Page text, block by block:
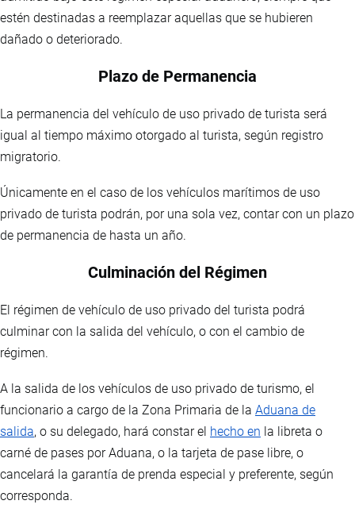
estén destinadas a reemplazar aquellas que se hubieren
dañado o deteriorado.
Plazo de Permanencia
La permanencia del vehículo de uso privado de turista será
igual al tiempo máximo otorgado al turista, según registro
migratorio.
Únicamente en el caso de los vehículos marítimos de uso
privado de turista podrán, por una sola vez, contar con un plazo
de permanencia de hasta un año.
Culminación del Régimen
El régimen de vehículo de uso privado del turista podrá
culminar con la salida del vehículo, o con el cambio de
régimen.
A la salida de los vehículos de uso privado de turismo, el
funcionario a cargo de la Zona Primaria de la Aduana de
salida, o su delegado, hará constar el hecho en la libreta o
carné de pases por Aduana, o la tarjeta de pase libre, o
cancelará la garantía de prenda especial y preferente, según
corresponda.